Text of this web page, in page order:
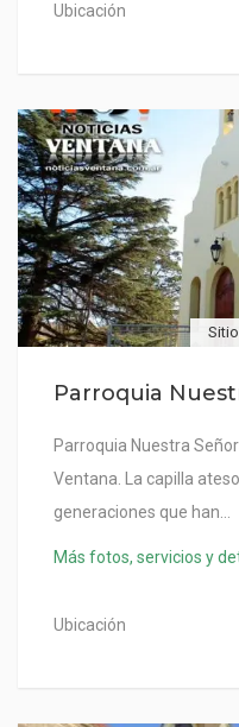
Ubicación
Parroquia
Parroquia Nuestra
Ventana. La capilla
generaciones que han…
Más fotos, servicios y
Ubicación